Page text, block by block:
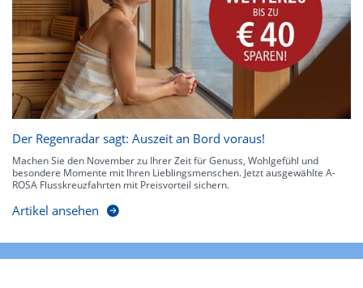
Der Regenradar sagt: Auszeit an Bord voraus!
Machen Sie den November zu Ihrer Zeit für Genuss, Wohlgefühl und
besondere Momente mit Ihren Lieblingsmenschen. Jetzt ausgewählte A-
ROSA Flusskreuzfahrten mit Preisvorteil sichern.
Artikel ansehen